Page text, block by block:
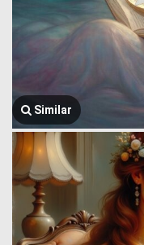
Similar